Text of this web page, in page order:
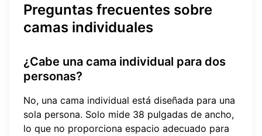
Preguntas frecuentes sobre
camas individuales
¿Cabe una cama individual para dos
personas?
No, una cama individual está diseñada para una
sola persona. Solo mide 38 pulgadas de ancho,
lo que no proporciona espacio adecuado para